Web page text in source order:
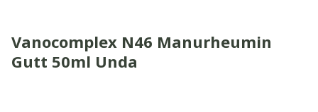
Vanocomplex N46 Manurheumin
Gutt 50ml Unda